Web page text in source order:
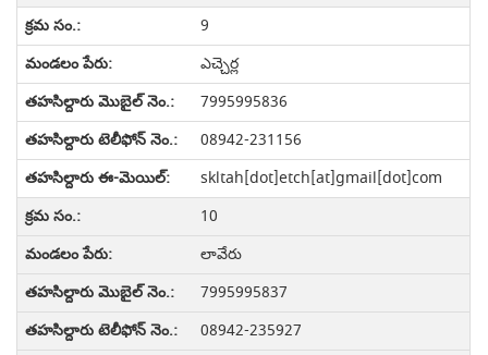
9
ఎచ్చెర్ల
7995995836
08942-231156
skltah[dot]etch[at]gmail[dot]com
10
లావేరు
7995995837
08942-235927